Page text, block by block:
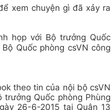
xem chuyện gì đã xảy ra
họp với Bộ trưởng Quốc
Quốc phòng csVN công
theo tin của nội bộ csVN
Quốc phòng Phùng
26-6-2015 tại Quận 13